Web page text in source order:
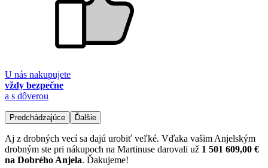
U nás nakupujete
vždy bezpečne
a s dôverou
Predchádzajúce Ďalšie
Aj z drobných vecí sa dajú urobiť veľké. Vďaka vašim Anjelským
drobným ste pri nákupoch na Martinuse darovali už 1 501 609,00 €
na Dobrého Anjela. Ďakujeme!